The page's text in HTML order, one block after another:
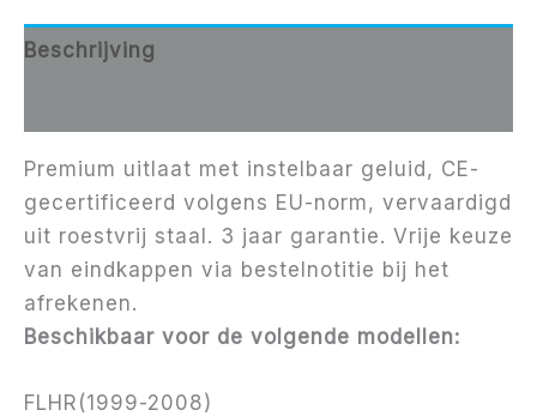
Beschrijving
Premium uitlaat met instelbaar geluid, CE-
gecertificeerd volgens EU-norm, vervaardigd
uit roestvrij staal. 3 jaar garantie. Vrije keuze
van eindkappen via bestelnotitie bij het
afrekenen.
Beschikbaar voor de volgende modellen:
FLHR(1999-2008)